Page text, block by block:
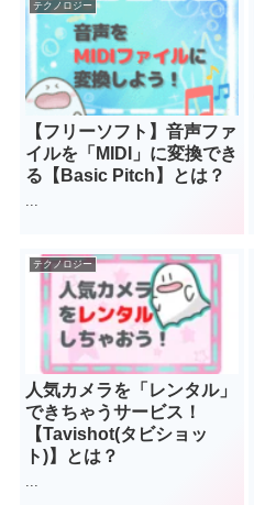
テクノロジー
【フリーソフト】音声ファ
イルを「MIDI」に変換でき
る【Basic Pitch】とは？
テクノロジー
人気カメラを「レンタル」
できちゃうサービス！
【Tavishot(タビショッ
ト)】とは？